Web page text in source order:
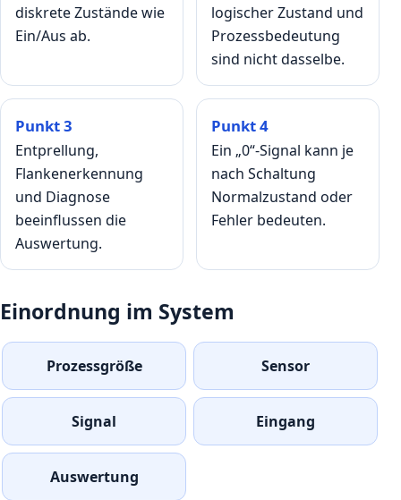
diskrete Zustände wie
Ein/Aus ab.
logischer Zustand und
Prozessbedeutung
sind nicht dasselbe.
Punkt 3
Entprellung,
Flankenerkennung
und Diagnose
beeinflussen die
Auswertung.
Punkt 4
Ein „0“-Signal kann je
nach Schaltung
Normalzustand oder
Fehler bedeuten.
Einordnung im System
Prozessgröße Sensor
Signal Eingang
Auswertung